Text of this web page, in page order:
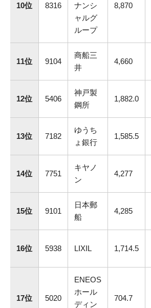
10位 8316
ナンシ
ャルグ
ループ
8,870
11位 9104
商船三
井
4,660
12位 5406
神戸製
鋼所
1,882.0
13位 7182
ゆうち
ょ銀行
1,585.5
14位 7751
キヤノ
ン
4,277
15位 9101
日本郵
船
4,285
16位 5938 LIXIL 1,714.5
17位 5020
ENEOS
ホール
ディン
704.7